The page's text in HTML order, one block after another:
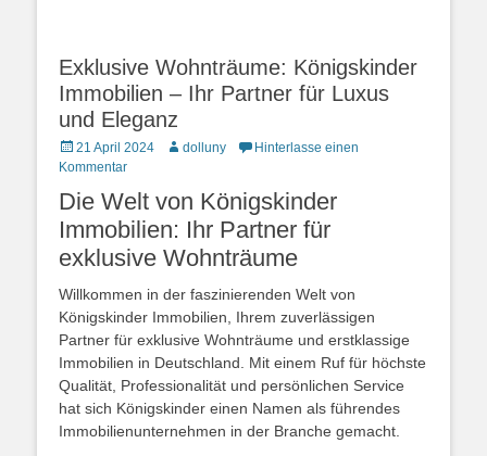
Exklusive Wohnträume: Königskinder
Immobilien – Ihr Partner für Luxus
und Eleganz
Posted
on
21 April 2024 Autordolluny
Hinterlasse einen
Kommentar
Die Welt von Königskinder
Immobilien: Ihr Partner für
exklusive Wohnträume
Willkommen in der faszinierenden Welt von
Königskinder Immobilien, Ihrem zuverlässigen
Partner für exklusive Wohnträume und erstklassige
Immobilien in Deutschland. Mit einem Ruf für höchste
Qualität, Professionalität und persönlichen Service
hat sich Königskinder einen Namen als führendes
Immobilienunternehmen in der Branche gemacht.